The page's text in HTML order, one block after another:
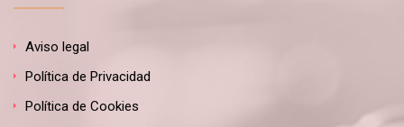
Aviso legal
Política de Privacidad
Política de Cookies